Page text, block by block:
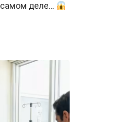
самом деле…